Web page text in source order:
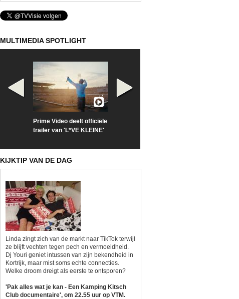
MULTIMEDIA SPOTLIGHT
Prime Video deelt officiële
trailer van 'L*VE KLEINE'
KIJKTIP VAN DE DAG
Linda zingt zich van de markt naar TikTok terwijl
ze blijft vechten tegen pech en vermoeidheid.
Dj Youri geniet intussen van zijn bekendheid in
Kortrijk, maar mist soms echte connecties.
Welke droom dreigt als eerste te ontsporen?
'Pak alles wat je kan - Een Kamping Kitsch
Club documentaire', om 22.55 uur op VTM.